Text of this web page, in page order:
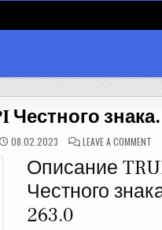
Честного
08.02.2023 LEAVE A COMMENTON
API
Описание
Честного
263.0